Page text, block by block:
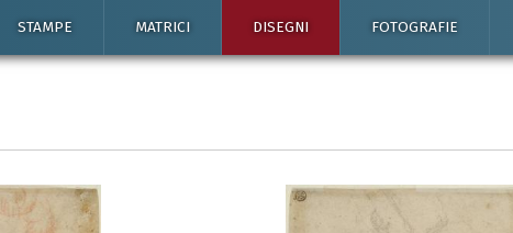
STAMPE MATRICI DISEGNI FOTOGRAFIE